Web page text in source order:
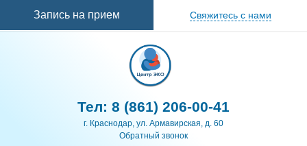
Запись на прием Свяжитесь с нами
Тел: 8 (861) 206-00-41
г. Краснодар, ул. Армавирская, д. 60
Обратный звонок